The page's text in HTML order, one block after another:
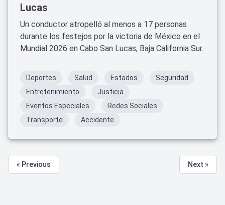
Lucas
Un conductor atropelló al menos a 17 personas
durante los festejos por la victoria de México en el
Mundial 2026 en Cabo San Lucas, Baja California Sur.
Deportes Salud Estados
Seguridad
Entretenimiento
Justicia
Eventos Especiales
Redes Sociales
Transporte
Accidente
« Previous Next »